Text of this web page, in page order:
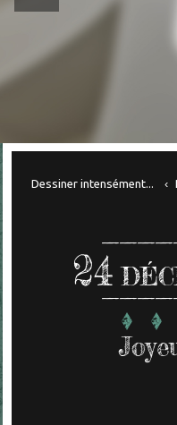
Dessiner intensément...
24